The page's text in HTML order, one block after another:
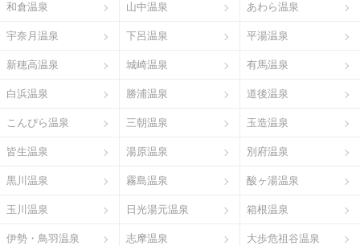
和倉温泉 山中温泉 あわら温泉
宇奈月温泉 下呂温泉 平湯温泉
新穂高温泉 城崎温泉 有馬温泉
白浜温泉 勝浦温泉 道後温泉
こんぴら温泉 三朝温泉 玉造温泉
皆生温泉 湯原温泉 別府温泉
黒川温泉 霧島温泉 酸ヶ湯温泉
玉川温泉 日光湯元温泉 箱根温泉
伊勢・鳥羽温泉 志摩温泉 大歩危祖谷温泉